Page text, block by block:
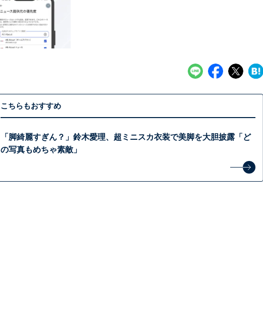
こちらもおすすめ
「脚綺麗すぎん？」鈴木愛理、超ミニスカ衣装で美脚を大胆披露「ど
の写真もめちゃ素敵」